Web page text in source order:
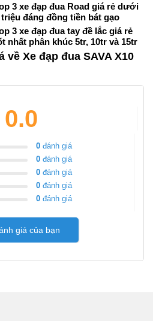
3 xe đạp đua Road giá rẻ dưới
triệu đáng đồng tiền bát gạo
3 xe đạp đua tay đề lắc giá rẻ
nhất phân khúc 5tr, 10tr và 15tr
về Xe đạp đua SAVA X10
0.0
0 đánh giá
0 đánh giá
0 đánh giá
0 đánh giá
0 đánh giá
giá của bạn